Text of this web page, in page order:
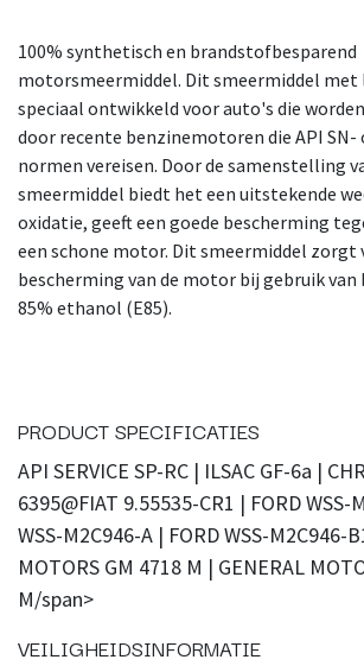
100% synthetisch en brandstofbesparend
motorsmeermiddel. Dit smeermiddel met
speciaal ontwikkeld voor auto's die
door recente benzinemotoren die API SN-
normen vereisen. Door de samenstelling
smeermiddel biedt het een uitstekende
oxidatie, geeft een goede bescherming
een schone motor. Dit smeermiddel zorgt
bescherming van de motor bij gebruik
85% ethanol (E85).
PRODUCT SPECIFICATIES
API SERVICE SP-RC | ILSAC GF-6a |
6395@FIAT 9.55535-CR1 | FORD WSS-
WSS-M2C946-A | FORD WSS-M2C946-
MOTORS GM 4718 M | GENERAL
M/span>
VEILIGHEIDSINFORMATIE